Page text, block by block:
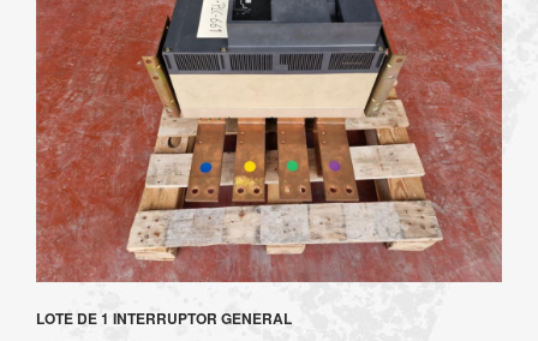
LOTE DE 1 INTERRUPTOR GENERAL